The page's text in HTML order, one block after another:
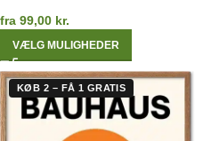
fra 99,00 kr.
VÆLG MULIGHEDER
KØB 2 – FÅ 1 GRATIS